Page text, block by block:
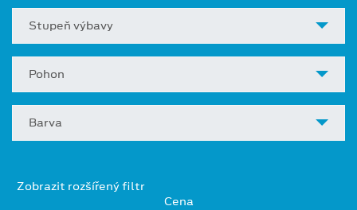
Stupeň výbavy
Pohon
Barva
Zobrazit rozšířený filtr
Cena